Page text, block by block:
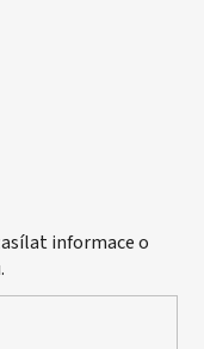
informace o